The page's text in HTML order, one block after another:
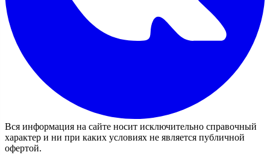
Вся информация на сайте носит исключительно справочный
характер и ни при каких условиях не является публичной
офертой.